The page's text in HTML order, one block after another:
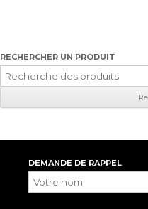
RECHERCHER UN PRODUIT
Recherche
pour
:
DEMANDE DE RAPPEL